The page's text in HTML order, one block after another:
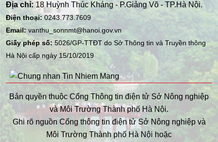
Địa chỉ: 18 Huỳnh Thúc Kháng - P.Giảng Võ - TP.Hà Nội.
Điện thoại: 0243.773.7609
Email: vanthu_sonnmt@hanoi.gov.vn
Giấy phép số: 5026/GP-TTĐT do Sở Thông tin và Truyền thông
Hà Nội cấp ngày 15/10/2019
Bản quyền thuộc Cổng Thông tin điện tử Sở Nông nghiệp
và Môi Trường Thành phố Hà Nội.
Ghi rõ nguồn Cổng thông tin điện tử Sở Nông nghiệp và
Môi Trường Thành phố Hà Nội hoặc